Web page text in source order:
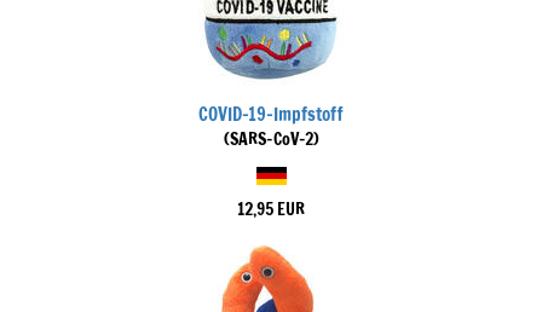
COVID-19-Impfstoff
(SARS-CoV-2)
12,95 EUR